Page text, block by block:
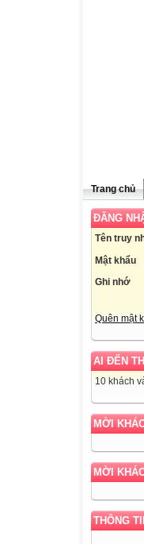
Trang chủ
ĐĂNG
Tên truy
Mật khẩu
Ghi nhớ
Quên mật
AI ĐẾN
10 khách
MỜI
MỜI
THÔNG